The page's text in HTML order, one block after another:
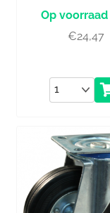
€24,47
Aantal